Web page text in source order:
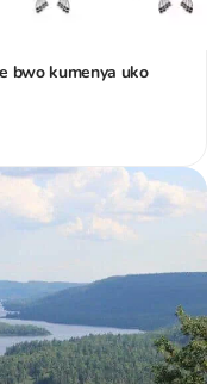
bwo kumenya uko